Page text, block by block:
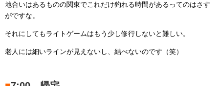
地合いはあるものの関東でこれだけ釣れる時間があるってのはさす
がですな。
それにしてもライトゲームはもう少し修行しないと難しい。
老人には細いラインが見えないし、結べないのです（笑）